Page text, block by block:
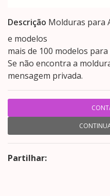
Descrição Molduras para
e modelos
mais de 100 modelos
Se não encontra a
mensagem privada.
Partilhar: